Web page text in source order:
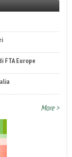
FTA Europe
More >